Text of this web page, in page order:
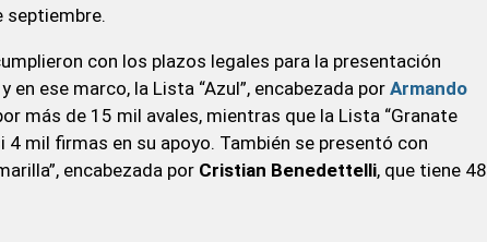
septiembre.
con los plazos legales para la presentación
ese marco, la Lista “Azul”, encabezada por Armando
más de 15 mil avales, mientras que la Lista “Granate
4 mil firmas en su apoyo. También se presentó con
encabezada por Cristian Benedettelli, que tiene 48